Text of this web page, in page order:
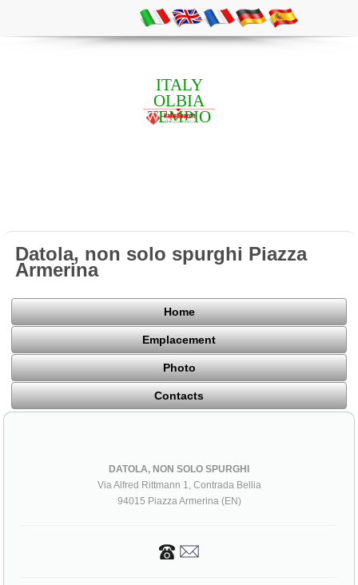
ITALY
OLBIA
TEMPIO
Datola, non solo spurghi Piazza
Armerina
Home
Emplacement
Photo
Contacts
DATOLA, NON SOLO SPURGHI
Via Alfred Rittmann 1, Contrada Bellia
94015 Piazza Armerina (EN)